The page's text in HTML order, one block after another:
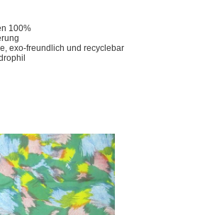
100%
exo-freundlich und recyclebar